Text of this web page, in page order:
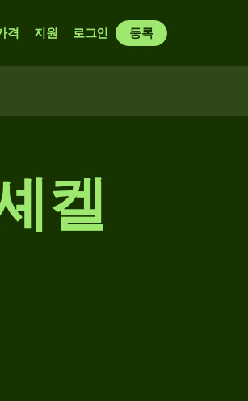
격 지원 로그인 등록
켈